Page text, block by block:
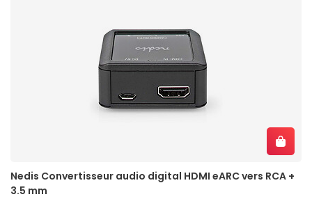
Nedis Convertisseur audio digital HDMI eARC vers RCA +
3.5 mm